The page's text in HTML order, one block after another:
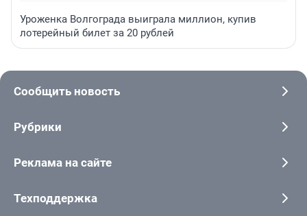
Уроженка Волгограда выиграла миллион, купив
лотерейный билет за 20 рублей
Сообщить новость
Рубрики
Реклама на сайте
Техподдержка